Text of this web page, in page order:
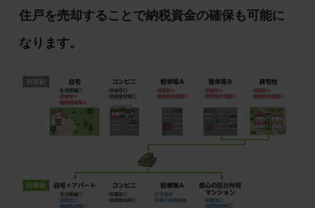
住戸を売却することで納税資金の確保も可能に
なります。